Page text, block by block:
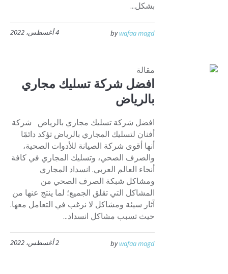
بشكل...
4 أغسطس، 2022 bywafaa magd
مقالة
افضل شركة تسليك مجاري
بالرياض
افضل شركة تسليك مجاري بالرياض شركة
أفنان لتسليك المجاري بالرياض تؤكد دائمًا
أنها أقوى شركة الصيانة للأدوات الصحية،
والصرف الصحي، وتسليك المجاري في كافة
أنحاء العالم العربي. انسداد المجاري
ومشاكل شبكة الصرف الصحي من
المشاكل التي تقلق الجميع؛ لما ينتج عنها من
آثار سيئة ومشاكل لا نرغب في التعامل معها.
حيث تسبب مشاكل انسداد...
2 أغسطس، 2022 bywafaa magd